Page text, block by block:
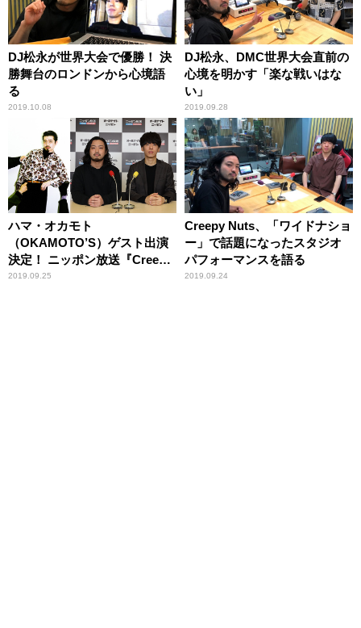
DJ松永が世界大会で優勝！ 決
勝舞台のロンドンから心境語
る
2019.10.08
DJ松永、DMC世界大会直前の
心境を明かす「楽な戦いはな
い」
2019.09.28
ハマ・オカモト
（OKAMOTO’S）ゲスト出演
決定！ ニッポン放送『Creepy
Nutsのオールナイトニッポン
2019.09.25
Creepy Nuts、「ワイドナショ
ー」で話題になったスタジオ
パフォーマンスを語る
2019.09.24